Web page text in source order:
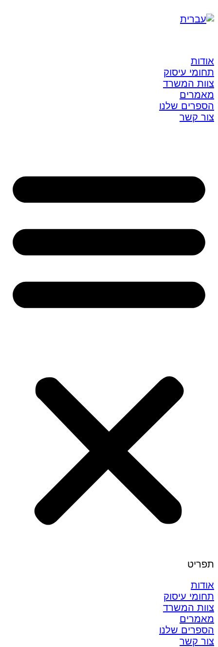
אודות
תחומי עיסוק
צוות המשרד
מאמרים
הספרים שלנו
צור קשר
תפריט
אודות
תחומי עיסוק
צוות המשרד
מאמרים
הספרים שלנו
צור קשר